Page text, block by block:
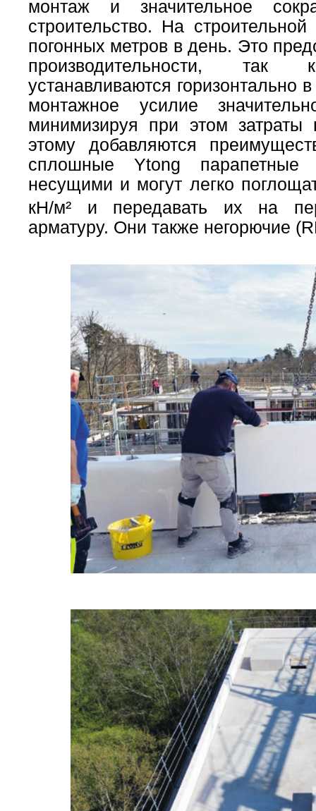
монтаж и значительное
строительство. На
погонных метров в день. Это
производительности,
устанавливаются горизонтально
монтажное усилие
минимизируя при этом затраты
этому добавляются
сплошные Ytong парапетные
несущими и могут легко
кН/м² и передавать их на
арматуру. Они также негорючие